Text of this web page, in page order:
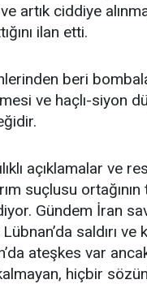
artık ciddiye
ilan etti.
beri
ve haçlı-siyon
açıklamalar ve
suçlusu ortağının
Gündem İran
saldırı
ateşkes var
hiçbir